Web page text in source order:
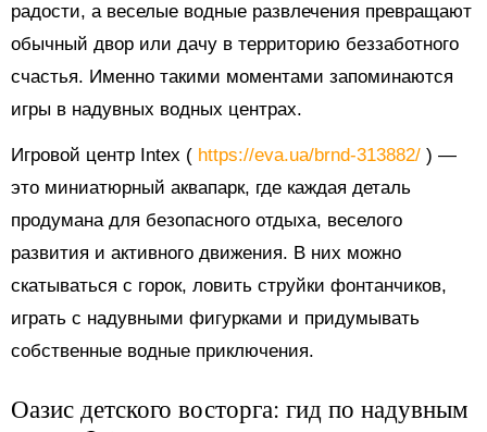
радости, а веселые водные развлечения превращают
обычный двор или дачу в территорию беззаботного
счастья. Именно такими моментами запоминаются
игры в надувных водных центрах.
Игровой центр Intex ( https://eva.ua/brnd-313882/ ) —
это миниатюрный аквапарк, где каждая деталь
продумана для безопасного отдыха, веселого
развития и активного движения. В них можно
скатываться с горок, ловить струйки фонтанчиков,
играть с надувными фигурками и придумывать
собственные водные приключения.
Оазис детского восторга: гид по надувным